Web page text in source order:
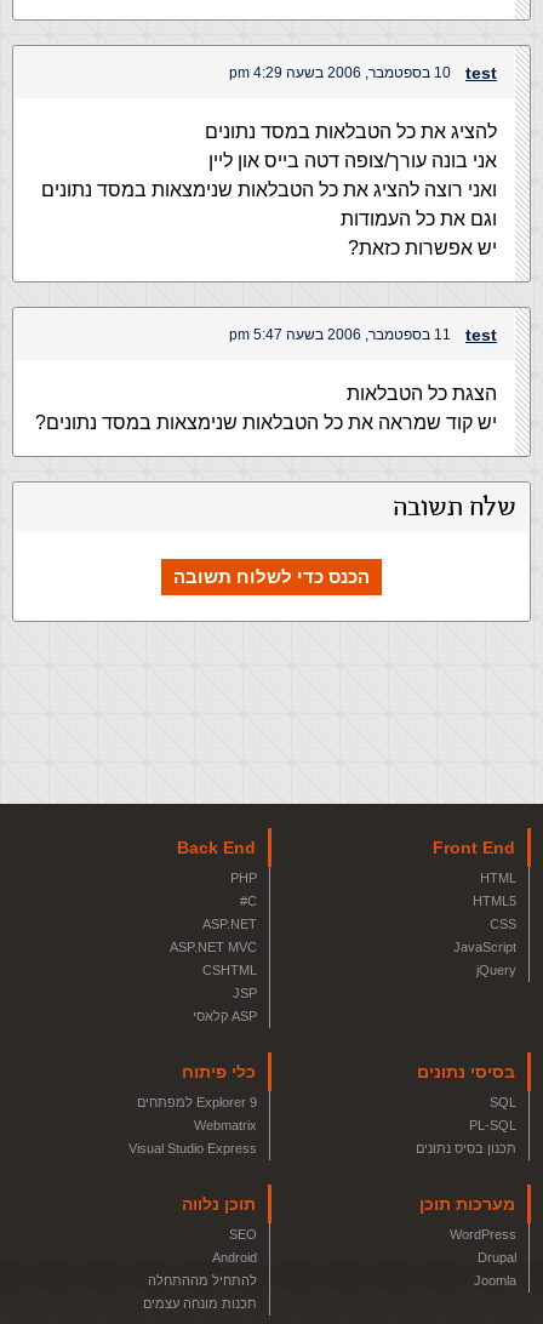
test 10 בספטמבר, 2006 בשעה 4:29 pm
להציג את כל הטבלאות במסד נתונים
אני בונה עורך/צופה דטה בייס און ליין
ואני רוצה להציג את כל הטבלאות שנימצאות במסד נתונים
וגם את כל העמודות
יש אפשרות כזאת?
test 11 בספטמבר, 2006 בשעה 5:47 pm
הצגת כל הטבלאות
יש קוד שמראה את כל הטבלאות שנימצאות במסד נתונים?
שלח תשובה
הכנס כדי לשלוח תשובה
Front End
HTML
HTML5
CSS
JavaScript
jQuery
Back End
PHP
C#
ASP.NET
ASP.NET MVC
CSHTML
JSP
ASP קלאסי
בסיסי נתונים
SQL
PL-SQL
תכנון בסיס נתונים
כלי פיתוח
Explorer 9 למפתחים
Webmatrix
Visual Studio Express
מערכות תוכן
WordPress
Drupal
Joomla
תוכן נלווה
SEO
Android
להתחיל מההתחלה
תכנות מונחה עצמים